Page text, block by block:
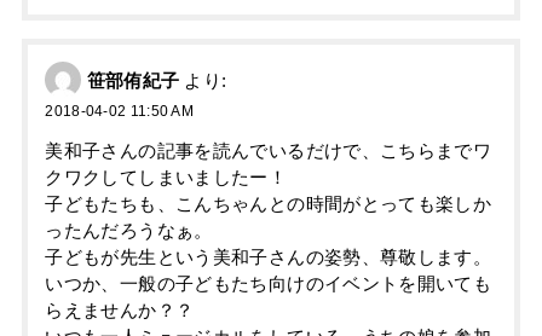
笹部侑紀子 より:
2018-04-02 11:50 AM
美和子さんの記事を読んでいるだけで、こちらまでワ
クワクしてしまいましたー！
子どもたちも、こんちゃんとの時間がとっても楽しか
ったんだろうなぁ。
子どもが先生という美和子さんの姿勢、尊敬します。
いつか、一般の子どもたち向けのイベントを開いても
らえませんか？？